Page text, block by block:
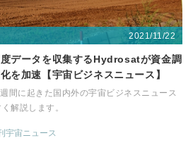
2021/11/22
データを収集するHydrosatが資金調
を加速【宇宙ビジネスニュース】
間に起きた国内外の宇宙ビジネスニュース
解説します。
宇宙ニュース